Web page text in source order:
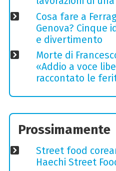
Cosa fare a
Genova? Cinque
e divertimento
Morte di
«Addio a voce
raccontato le
Prossimamente
Street food
Haechi Street